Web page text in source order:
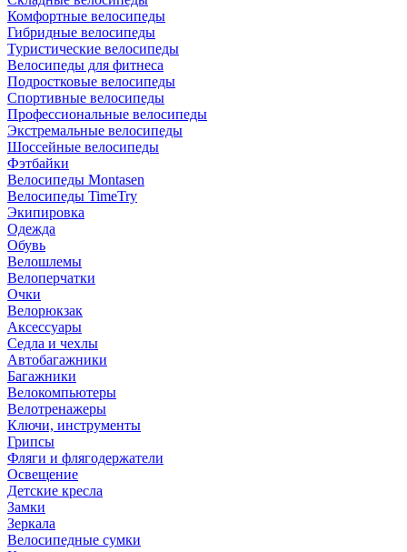
Комфортные велосипеды
Гибридные велосипеды
Туристические велосипеды
Велосипеды для фитнеса
Подростковые велосипеды
Спортивные велосипеды
Профессиональные велосипеды
Экстремальные велосипеды
Шоссейные велосипеды
Фэтбайки
Велосипеды Montasen
Велосипеды TimeTry
Экипировка
Одежда
Обувь
Велошлемы
Велоперчатки
Очки
Велорюкзак
Аксессуары
Седла и чехлы
Автобагажники
Багажники
Велокомпьютеры
Велотренажеры
Ключи, инструменты
Грипсы
Фляги и флягодержатели
Освещение
Детские кресла
Замки
Зеркала
Велосипедные сумки